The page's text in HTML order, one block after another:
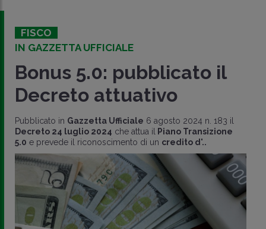
FISCO
IN GAZZETTA UFFICIALE
Bonus 5.0: pubblicato il
Decreto attuativo
Pubblicato in Gazzetta Ufficiale 6 agosto 2024 n. 183 il
Decreto 24 luglio 2024 che attua il
Piano Transizione
5.0 e prevede il riconoscimento di un credito d'..